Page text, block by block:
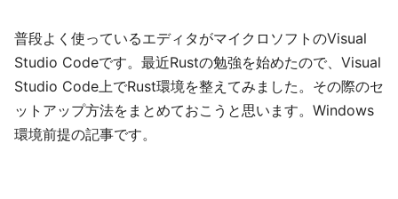
普段よく使っているエディタがマイクロソフトのVisual
Studio Codeです。最近Rustの勉強を始めたので、Visual
Studio Code上でRust環境を整えてみました。その際のセ
ットアップ方法をまとめておこうと思います。Windows
環境前提の記事です。